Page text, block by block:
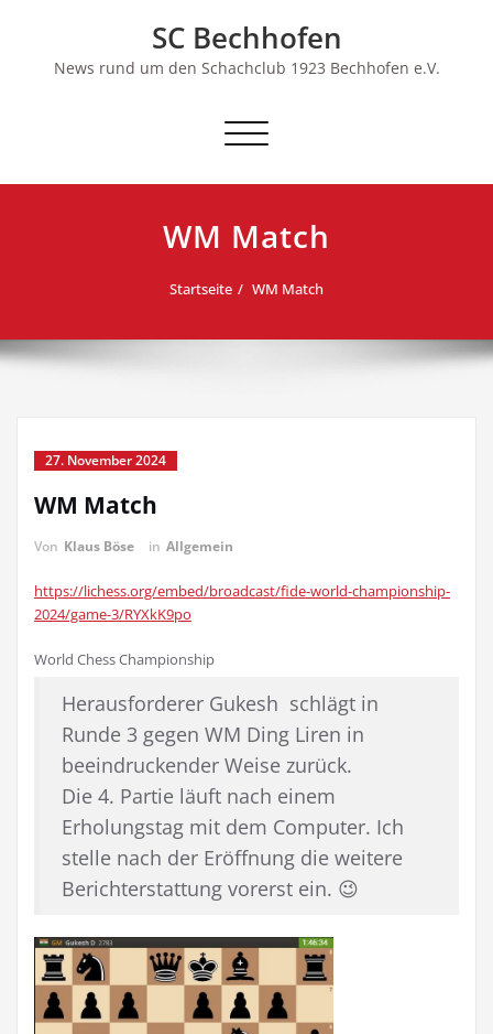
SC Bechhofen
News rund um den Schachclub 1923 Bechhofen e.V.
Schalte
WM Match
Startseite WM Match
27. November 2024
WM Match
Von Klaus Böse in Allgemein
https://lichess.org/embed/broadcast/fide-world-championship-
2024/game-3/RYXkK9po
World Chess Championship
Herausforderer Gukesh schlägt in
Runde 3 gegen WM Ding Liren in
beeindruckender Weise zurück.
Die 4. Partie läuft nach einem
Erholungstag mit dem Computer. Ich
stelle nach der Eröffnung die weitere
Berichterstattung vorerst ein. 😉